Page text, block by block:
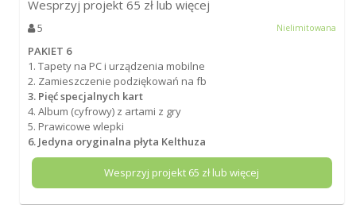
Wesprzyj projekt 65 zł lub więcej
5 Nielimitowana
PAKIET 6
1. Tapety na PC i urządzenia mobilne
2. Zamieszczenie podziękowań na fb
3. Pięć specjalnych kart
4. Album (cyfrowy) z artami z gry
5. Prawicowe wlepki
6. Jedyna oryginalna płyta Kelthuza
Wesprzyj projekt 65 zł lub więcej